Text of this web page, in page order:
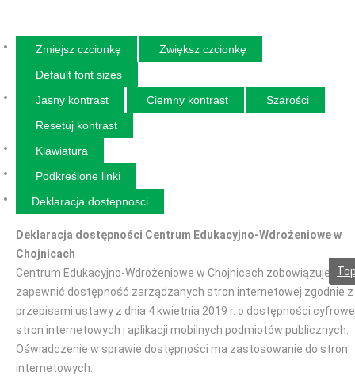
Zmiejsz czcionkę
Zwiększ czcionkę
Default font sizes
Jasny kontrast
Ciemny kontrast
Szarości
Resetuj kontrast
Klawiatura
Podkreślone linki
Deklaracja dostepnosci
Deklaracja dostępności Centrum Edukacyjno-Wdrożeniowe w
Chojnicach
Centrum Edukacyjno-Wdrożeniowe w Chojnicach zobowiązuje się
zapewnić dostępność zarządzanych stron internetowej zgodnie z
przepisami ustawy z dnia 4 kwietnia 2019 r. o dostępności
stron internetowych i aplikacji mobilnych podmiotów publicznych.
Oświadczenie w sprawie dostępności ma zastosowanie do stron
internetowych: